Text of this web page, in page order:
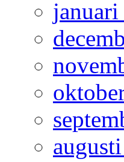
januari